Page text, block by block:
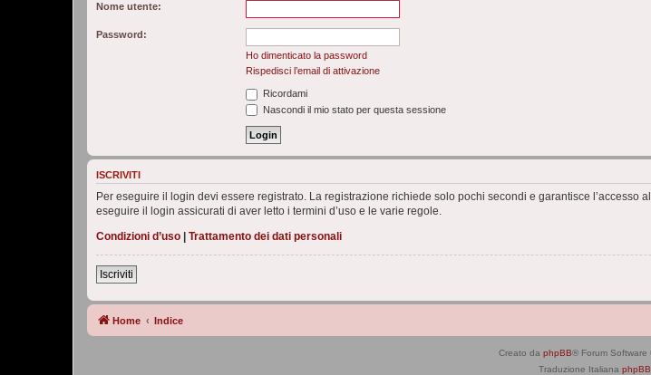
Nome utente:
Password:
Ho dimenticato la password
Rispedisci l’email di attivazione
Ricordami
Nascondi il mio stato per questa sessione
ISCRIVITI
Per eseguire il login devi essere registrato. La registrazione richiede solo pochi secondi e garantisce
eseguire il login assicurati di aver letto i termini d’uso e le varie regole.
Condizioni d’uso | Trattamento dei dati personali
Iscriviti
Home Indice
Creato da phpBB® Forum Software
Traduzione Italiana